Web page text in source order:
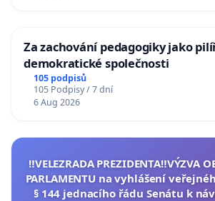
Za zachování pedagogiky jako
demokratické společnosti
105 podpisů
105 Podpisy / 7 dní
6 Aug 2026
‼️VELEZRADA PREZIDENTA‼️VÝZVA
PARLAMENTU na vyhlášení
§ 144 jednacího řádu Senátu k